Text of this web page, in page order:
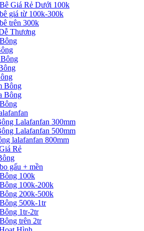
Giá Rẻ Dưới 100k
giá từ 100k-300k
trên 300k
Thương
Bông
Bông
Lalafanfan 300mm
Lalafanfan 500mm
lalafanfan 800mm
Rẻ
gấu + mền
100k
100k-200k
200k-500k
500k-1tr
1tr-2tr
trên 2tr